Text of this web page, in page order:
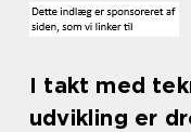
I takt med
udvikling er